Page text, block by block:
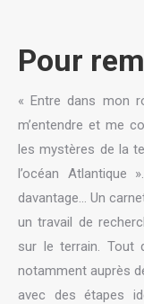
Pour
« Entre dans mon
m’entendre et me
les mystères de la
l’océan Atlantique
davantage… Un
un travail de
sur le terrain. Tout
notamment auprès
avec des étapes